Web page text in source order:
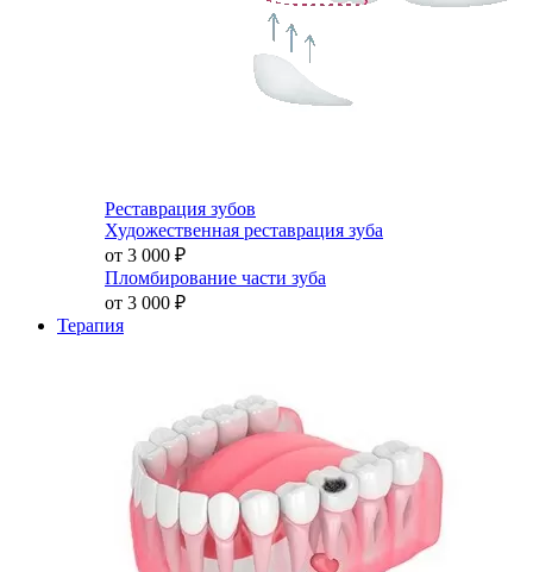
Реставрация зубов
Художественная реставрация зуба
от 3 000 ₽
Пломбирование части зуба
от 3 000 ₽
Терапия